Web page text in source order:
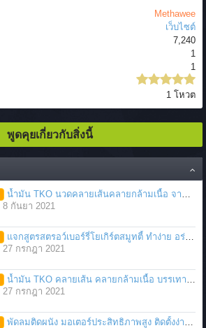
Methawee
เว็บไซต์
7,240
1
1
1 โหวต
พูดคุยเกี่ยวกับสิ่งนี้
น้ำมัน TKO นวดคลายเส้นคลายกล้ามเนื้อ จากภาวะตึงหรือเคล็ด บาดเจ็บ ได้อย่างฉับพลัน
8 กันยา 2021
แจกสูตรสตรอว์เบอร์รี่โยเกิร์ตสมูทตี้ ทำง่าย อร่อย แค่มีเครื่องปั่นน้ำผลไม้
27 กรกฎา 2021
น้ำมัน TKO คลายเส้น คลายกล้ามเนื้อ บรรเทาอาการบาดเจ็บโดยฉับพลัน
27 กรกฎา 2021
พัดลมติดผนัง มอเตอร์ประสิทธิภาพสูง ติดตั้งง่าย ประหยัดพื้นที่